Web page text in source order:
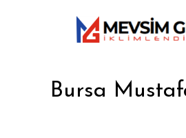
Bursa